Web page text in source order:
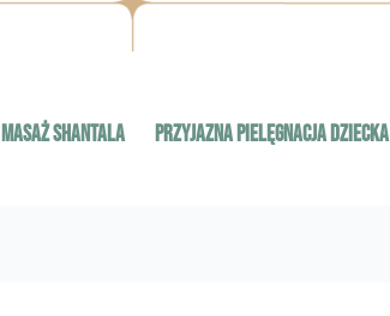
masaż Shantala Przyjazna Pielęgnacja Dziecka